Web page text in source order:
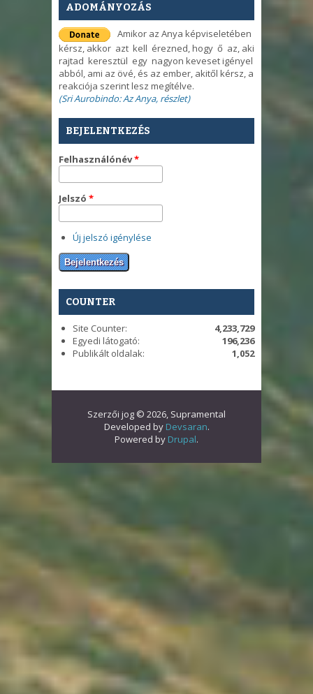
ADOMÁNYOZÁS
Amikor az Anya képviseletében
kérsz, akkor azt kell érezned, hogy ő az, aki
rajtad keresztül egy nagyon keveset igényel
abból, ami az övé, és az ember, akitől kérsz, a
reakciója szerint lesz megítélve.
(Sri Aurobindo: Az Anya, részlet)
BEJELENTKEZÉS
Felhasználónév*
Jelszó *
Új jelszó igénylése
COUNTER
Site Counter:
4,233,729
Egyedi látogató:
196,236
Publikált oldalak:
1,052
Szerzői jog © 2026, Supramental
Developed by Devsaran.
Powered by Drupal.